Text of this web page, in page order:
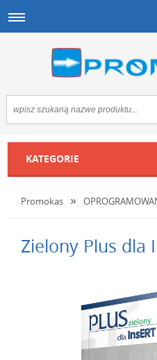
KATEGORIE
Promokas
Zielony Plus dla